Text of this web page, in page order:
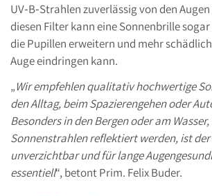
UV‑B‑Strahlen zuverlässig von den
diesen Filter kann eine Sonnenbrille
die Pupillen erweitern und mehr
Auge eindringen kann.
„Wir empfehlen qualitativ hochwertige
den Alltag, beim Spazierengehen oder
Besonders in den Bergen oder am
Sonnenstrahlen reflektiert werden, ist
unverzichtbar und für lange
essentiell“, betont Prim. Felix Buder.